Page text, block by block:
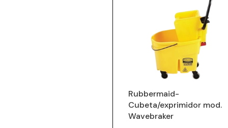
Rubbermaid-
Cubeta/exprimidor mod.
Wavebraker